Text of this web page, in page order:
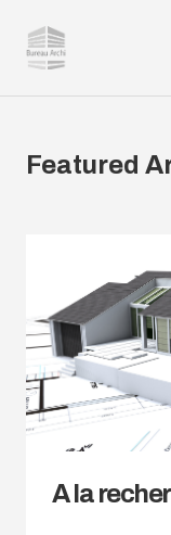
Featured
A la